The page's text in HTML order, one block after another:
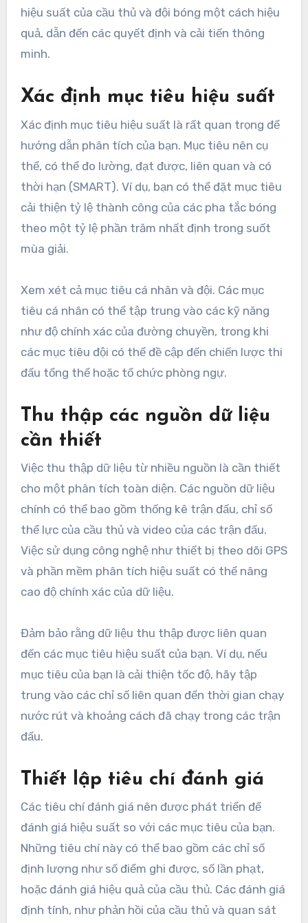
hiệu suất của cầu thủ và đội bóng một cách hiệu
quả, dẫn đến các quyết định và cải tiến thông
minh.
Xác định mục tiêu hiệu suất
Xác định mục tiêu hiệu suất là rất quan trọng để
hướng dẫn phân tích của bạn. Mục tiêu nên cụ
thể, có thể đo lường, đạt được, liên quan và có
thời hạn (SMART). Ví dụ, bạn có thể đặt mục tiêu
cải thiện tỷ lệ thành công của các pha tắc bóng
theo một tỷ lệ phần trăm nhất định trong suốt
mùa giải.
Xem xét cả mục tiêu cá nhân và đội. Các mục
tiêu cá nhân có thể tập trung vào các kỹ năng
như độ chính xác của đường chuyền, trong khi
các mục tiêu đội có thể đề cập đến chiến lược thi
đấu tổng thể hoặc tổ chức phòng ngự.
Thu thập các nguồn dữ liệu
cần thiết
Việc thu thập dữ liệu từ nhiều nguồn là cần thiết
cho một phân tích toàn diện. Các nguồn dữ liệu
chính có thể bao gồm thống kê trận đấu, chỉ số
thể lực của cầu thủ và video của các trận đấu.
Việc sử dụng công nghệ như thiết bị theo dõi GPS
và phần mềm phân tích hiệu suất có thể nâng
cao độ chính xác của dữ liệu.
Đảm bảo rằng dữ liệu thu thập được liên quan
đến các mục tiêu hiệu suất của bạn. Ví dụ, nếu
mục tiêu của bạn là cải thiện tốc độ, hãy tập
trung vào các chỉ số liên quan đến thời gian chạy
nước rút và khoảng cách đã chạy trong các trận
đấu.
Thiết lập tiêu chí đánh giá
Các tiêu chí đánh giá nên được phát triển để
đánh giá hiệu suất so với các mục tiêu của bạn.
Những tiêu chí này có thể bao gồm các chỉ số
định lượng như số điểm ghi được, số lần phạt,
hoặc đánh giá hiệu quả của cầu thủ. Các đánh giá
định tính, như phản hồi của cầu thủ và quan sát